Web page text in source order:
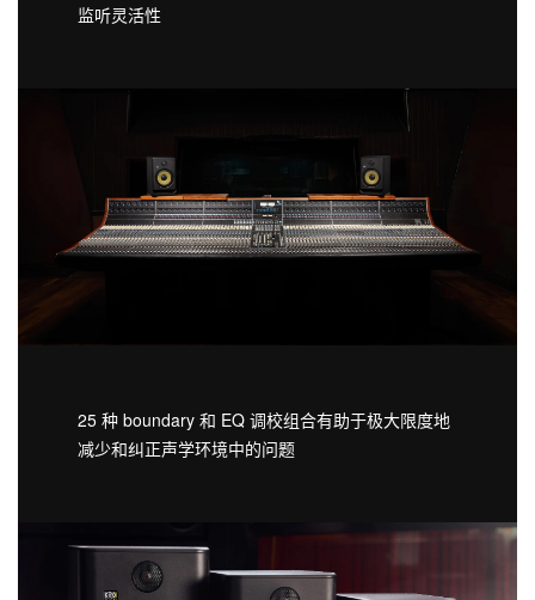
监听灵活性
25 种 boundary 和 EQ 调校组合有助于极大限度地
减少和纠正声学环境中的问题